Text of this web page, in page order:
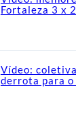
Fortaleza 3 x
Vídeo:
derrota para o